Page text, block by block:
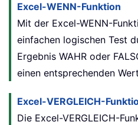
Excel-WENN-Funktion
Mit der Excel-WENN-
einfachen logischen Test
Ergebnis WAHR oder
einen entsprechenden
Excel-VERGLEICH-
Die Excel-VERGLEICH-